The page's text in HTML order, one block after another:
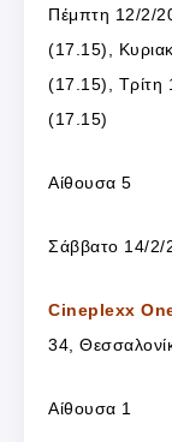
Πέμπτη 12/2/
(17.15),
(17.15), Τρίτη
(17.15)
Αίθουσα 5
Σάββατο 14/2/
Cineplexx
34,
Αίθουσα 1